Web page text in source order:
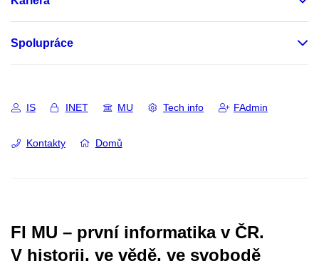
Spolupráce
IS INET MU Tech info FAdmin
Kontakty Domů
FI MU – první informatika v ČR.
V historii, ve vědě, ve svobodě